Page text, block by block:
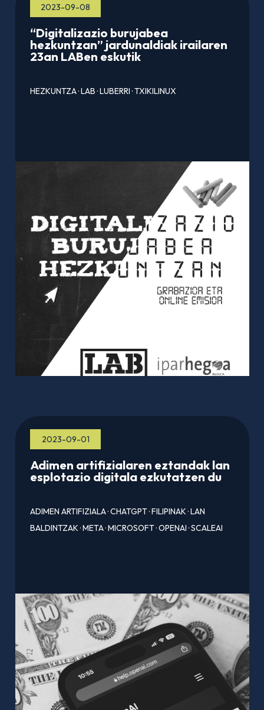
2023-09-08
“Digitalizazio burujabea
hezkuntzan” jardunaldiak irailaren
23an LABen eskutik
HEZKUNTZA·LAB·LUBERRI·TXIKILINUX
2023-09-01
Adimen artifizialaren eztandak lan
esplotazio digitala ezkutatzen du
ADIMEN ARTIFIZIALA·CHATGPT·FILIPINAK·LAN
BALDINTZAK·META·MICROSOFT·OPENAI·SCALEAI